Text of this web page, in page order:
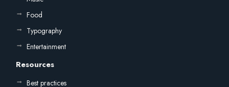
Food
Typography
Entertainment
Resources
Best practices